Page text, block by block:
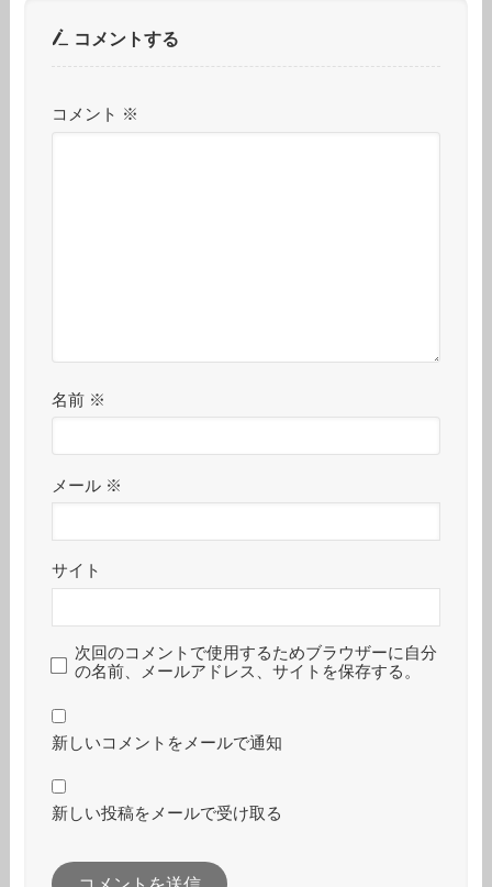
コメントする
コメント ※
名前 ※
メール ※
サイト
次回のコメントで使用するためブラウザーに自分
の名前、メールアドレス、サイトを保存する。
新しいコメントをメールで通知
新しい投稿をメールで受け取る